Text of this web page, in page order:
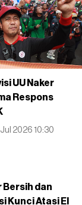
UU Naker
Respons
Jul 2026 10:30
Bersih dan
Kunci Atasi El